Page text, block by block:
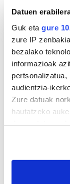
Datuen
Guk eta gure
zure IP
bezalako
informazioak
pertsonalizatua,
audientzia-
Zure datuak
hautatzeko
If you allow, we
Collect